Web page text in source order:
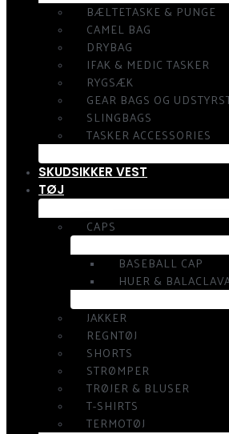
BÆLTETASKE & PUNGE
CAMEL BAG
DRYBAG
IFAK & MEDIC TASKER
RYGSÆK
GEAR BAGS OG
SLINGBAGS
TASKER ACCESSORIES
SKUDSIKKER VEST
TØJ
CAPS
BASEBALL CAP
HUER &
JAKKER
REGNTØJ
SHORTS
STRØMPER
TRØJER & BLUSER
T-SHIRTS
TERMOTØJ